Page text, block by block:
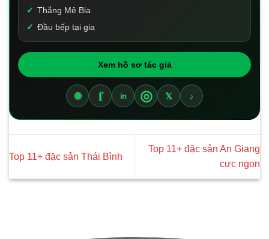
Thắng Mê Bia
Đầu bếp tại gia
Xem hồ sơ tác giả
🌐 f in ◎ 𝕏 ♪
Top 11+ đặc sản Thái Bình
Top 11+ đặc sản An Giang
cực ngon